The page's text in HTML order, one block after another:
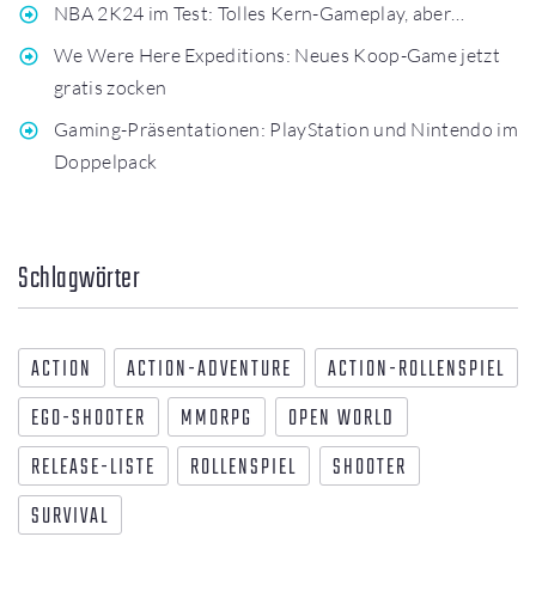
NBA 2K24 im Test: Tolles Kern-Gameplay, aber…
We Were Here Expeditions: Neues Koop-Game jetzt
gratis zocken
Gaming-Präsentationen: PlayStation und Nintendo im
Doppelpack
Schlagwörter
ACTION ACTION-ADVENTURE
ACTION-ROLLENSPIEL
EGO-SHOOTER
MMORPG
OPEN WORLD
RELEASE-LISTE
ROLLENSPIEL
SHOOTER
SURVIVAL